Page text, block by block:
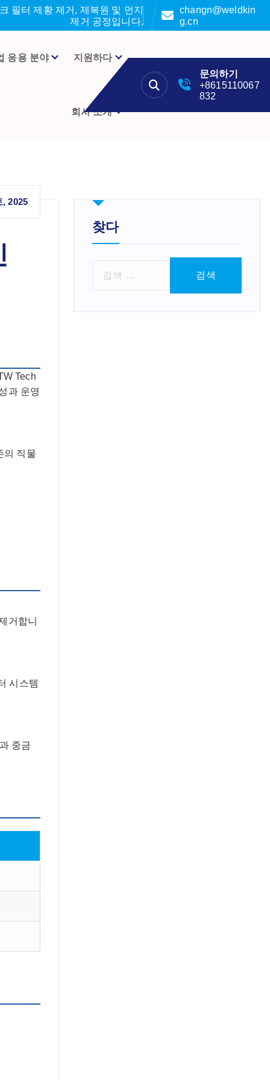
필터 제황 제거, 제복원 및 먼지
제거 공정입니다.
changn@weldkin
g.cn
응용 분야 지원하다
회사 소개
문의하기
+8615110067
832
, 2025
Tech
과 운영
의 직물
거합니
시스템
중금
찾다